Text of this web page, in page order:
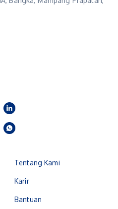
Tentang Kami
Karir
Bantuan